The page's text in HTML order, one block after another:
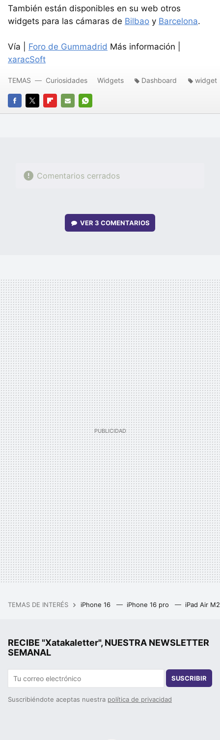
También están disponibles en su web otros
widgets para las cámaras de Bilbao y Barcelona.
Vía | Foro de Gummadrid Más información |
xaracSoft
FACEBOOK
TWITTERFLIPBOARD
E-
WHATSAPP
TEMAS Curiosidades Widgets Dashboard widget
Comentarios cerrados
VER 3 COMENTARIOS
TEMAS DE INTERÉS iPhone 16 iPhone 16 pro iPad Air
RECIBE "Xatakaletter", NUESTRA NEWSLETTER
SEMANAL
SUSCRIBIR
Suscribiéndote aceptas nuestra política de privacidad